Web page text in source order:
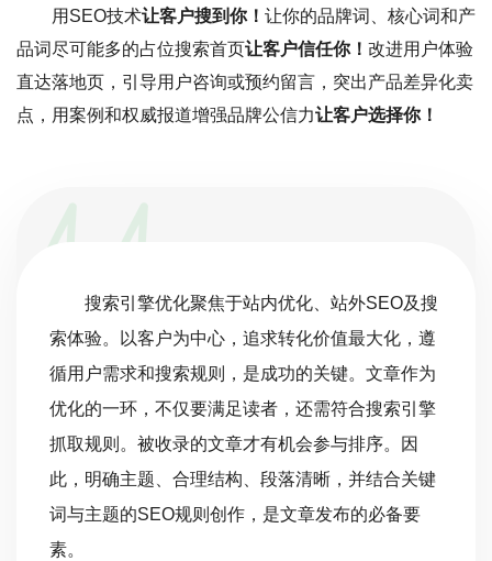
用SEO技术让客户搜到你！ 让你的品牌词、核心词和产
品词尽可能多的占位搜索首页让客户信任你！ 改进用户体验
直达落地页，引导用户咨询或预约留言，突出产品差异化卖
点，用案例和权威报道增强品牌公信力让客户选择你！
搜索引擎优化聚焦于站内优化、站外SEO及搜
索体验。以客户为中心，追求转化价值最大化，遵
循用户需求和搜索规则，是成功的关键。文章作为
优化的一环，不仅要满足读者，还需符合搜索引擎
抓取规则。被收录的文章才有机会参与排序。因
此，明确主题、合理结构、段落清晰，并结合关键
词与主题的SEO规则创作，是文章发布的必备要
素。